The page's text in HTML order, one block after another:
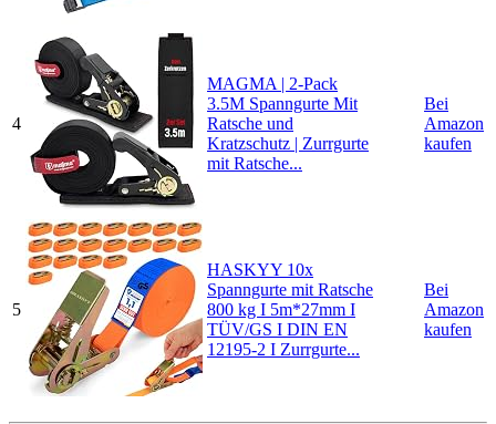
4
MAGMA | 2-Pack
3.5M Spanngurte Mit
Ratsche und
Kratzschutz | Zurrgurte
mit Ratsche...
Bei
Amazon
kaufen
5
HASKYY 10x
Spanngurte mit Ratsche
800 kg I 5m*27mm I
TÜV/GS I DIN EN
12195-2 I Zurrgurte...
Bei
Amazon
kaufen